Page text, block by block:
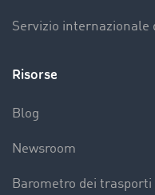
Servizio internazionale
Risorse
Blog
Newsroom
Barometro dei trasporti